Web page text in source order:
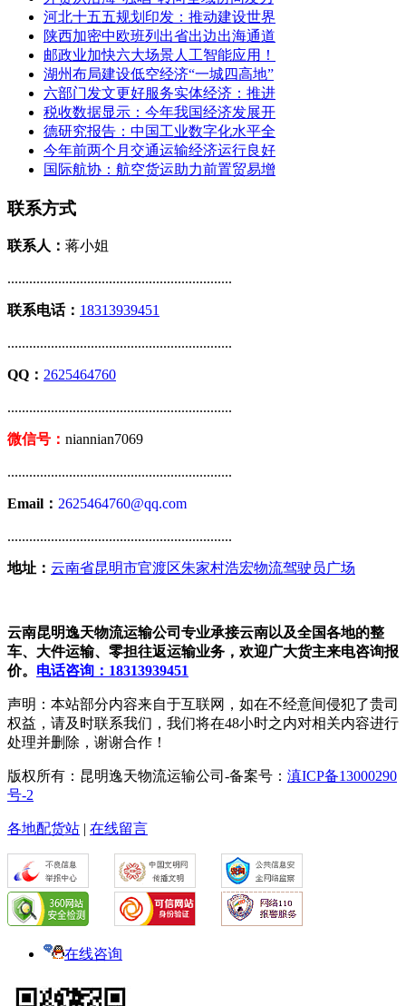
河北十五五规划印发：推动建设世界
陕西加密中欧班列出省出边出海通道
邮政业加快六大场景人工智能应用！
湖州布局建设低空经济“一城四高地”
六部门发文更好服务实体经济：推进
税收数据显示：今年我国经济发展开
德研究报告：中国工业数字化水平全
今年前两个月交通运输经济运行良好
国际航协：航空货运助力前置贸易增
联系方式
联系人： 蒋小姐
..............................................................
联系电话： 18313939451
..............................................................
QQ： 2625464760
..............................................................
微信号： niannian7069
..............................................................
Email： 2625464760@qq.com
..............................................................
地址： 云南省昆明市官渡区朱家村浩宏物流驾驶员广场
云南昆明逸天物流运输公司专业承接云南以及全国各地的整
车、大件运输、零担往返运输业务，欢迎广大货主来电咨询报
价。 电话咨询：18313939451
声明：本站部分内容来自于互联网，如在不经意间侵犯了贵司
权益，请及时联系我们，我们将在48小时之内对相关内容进行
处理并删除，谢谢合作！
版权所有：昆明逸天物流运输公司-备案号： 滇ICP备13000290
号-2
各地配货站 | 在线留言
在线咨询